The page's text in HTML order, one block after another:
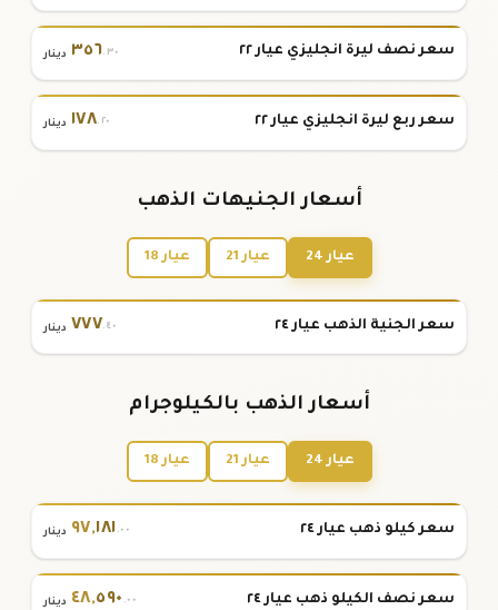
سعر نصف ليرة انجليزي عيار ٢٢ ٣٥٦.٣٠ دينار
سعر ربع ليرة انجليزي عيار ٢٢ ١٧٨.٢٠ دينار
أسعار الجنيهات الذهب
عيار 24 عيار 21 عيار 18
سعر الجنية الذهب عيار ٢٤ ٧٧٧.٤٠ دينار
أسعار الذهب بالكيلوجرام
عيار 24 عيار 21 عيار 18
سعر كيلو ذهب عيار ٢٤ ٩٧,١٨١.٠٠ دينار
سعر نصف الكيلو ذهب عيار ٢٤ ٤٨,٥٩٠ .٠٠ دينار